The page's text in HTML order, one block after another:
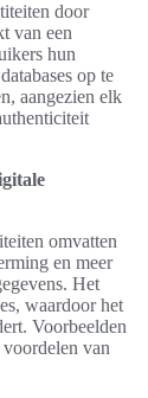
door
van een
hun
op te
aangezien elk
omvatten
en meer
Het
waardoor het
Voorbeelden
van